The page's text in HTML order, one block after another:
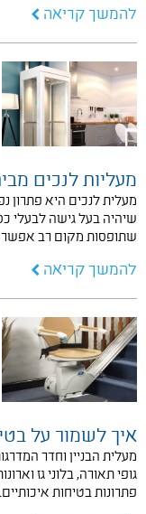
להמשך קריאה
מעליות לנכים
מעלית לנכים היא פתרון
שיהיה בעל גישה לבעלי
שתופסות מקום רב אפשר
להמשך קריאה
איך לשמור על
מעלית הבניין וחדר
גופי תאורה, בלוני גז
פתרונות בטיחות